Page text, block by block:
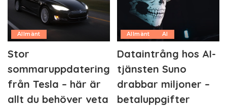
Allmänt
Stor
sommaruppdatering
från Tesla – här är
allt du behöver veta
Allmänt AI
Dataintrång hos AI-
tjänsten Suno
drabbar miljoner –
betaluppgifter